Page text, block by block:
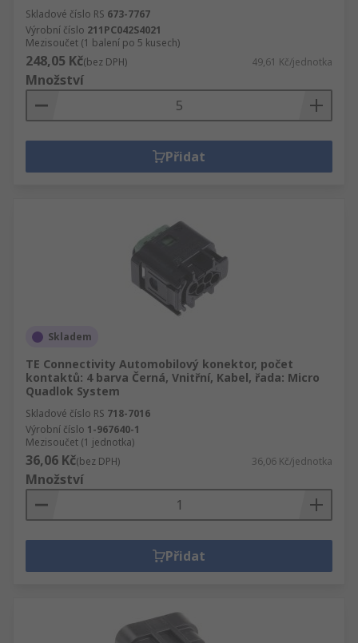
Skladové číslo RS 673-7767
Výrobní číslo 211PC042S4021
Mezisoučet (1 balení po 5 kusech)
248,05 Kč(bez DPH) 49,61 Kč/jednotka
Množství
Přidat
Skladem
TE Connectivity Automobilový konektor, počet
kontaktů: 4 barva Černá, Vnitřní, Kabel, řada: Micro
Quadlok System
Skladové číslo RS 718-7016
Výrobní číslo 1-967640-1
Mezisoučet (1 jednotka)
36,06 Kč(bez DPH) 36,06 Kč/jednotka
Množství
Přidat